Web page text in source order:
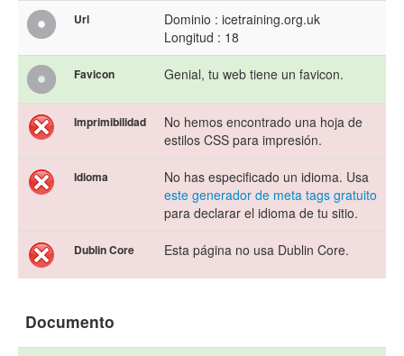
Url
Dominio : icetraining.org.uk
Longitud : 18
Favicon Genial, tu web tiene un favicon.
Imprimibilidad
No hemos encontrado una hoja de
estilos CSS para impresión.
Idioma
No has especificado un idioma. Usa
este generador de meta tags gratuito
para declarar el idioma de tu sitio.
Dublin Core Esta página no usa Dublin Core.
Documento